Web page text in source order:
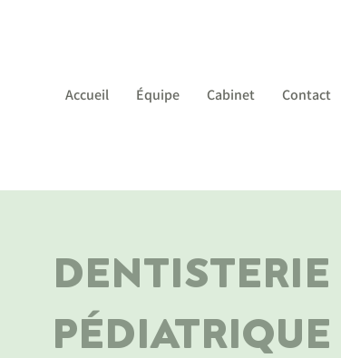
Accueil Équipe Cabinet Contact
DENTISTERIE
PÉDIATRIQUE